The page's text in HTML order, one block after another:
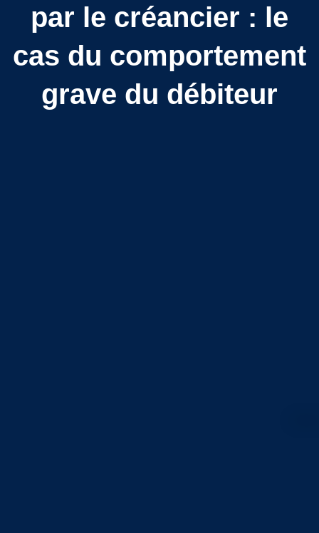
par le créancier : le
cas du comportement
grave du débiteur